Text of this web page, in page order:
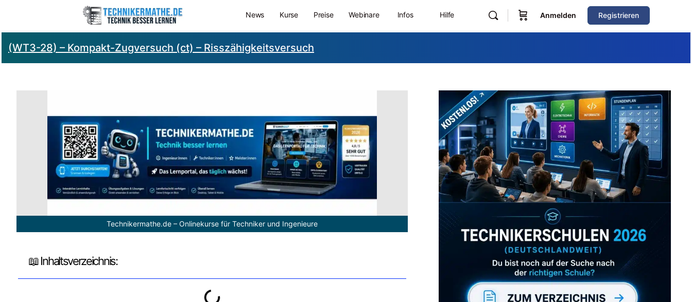
News Kurse Preise Webinare Infos Hilfe Anmelden Registrieren
(WT3-28) – Kompakt-Zugversuch (ct) – Risszähigkeitsversuch
Technikermathe.de – Onlinekurse für Techniker und Ingenieure
📖 Inhaltsverzeichnis:
Zum Verzeichnis
Abonniere uns auch
gerne
wenn dir unsere Videos gefallen!